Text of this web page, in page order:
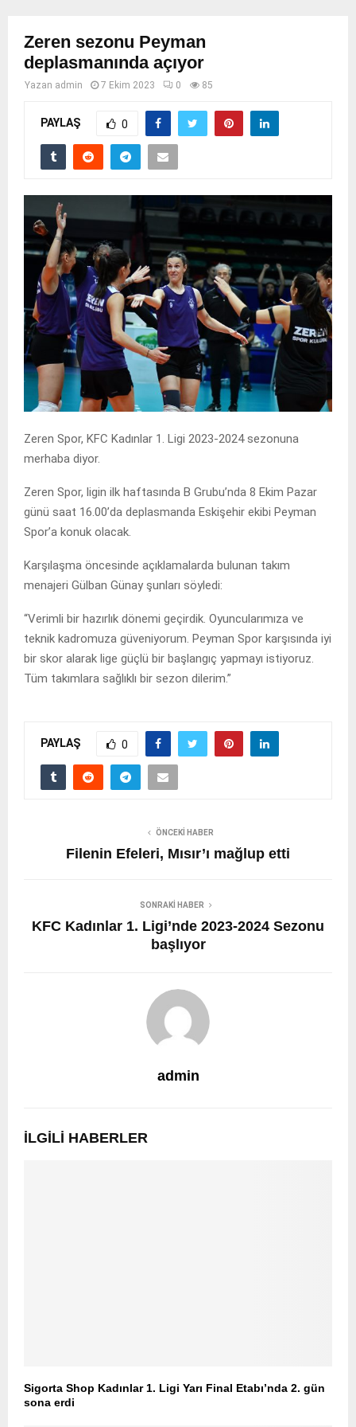
Zeren sezonu Peyman
deplasmanında açıyor
Yazan admin 7 Ekim 2023 0 85
PAYLAŞ 0
Zeren Spor, KFC Kadınlar 1. Ligi 2023-2024 sezonuna
merhaba diyor.
Zeren Spor, ligin ilk haftasında B Grubu’nda 8 Ekim Pazar
günü saat 16.00’da deplasmanda Eskişehir ekibi Peyman
Spor’a konuk olacak.
Karşılaşma öncesinde açıklamalarda bulunan takım
menajeri Gülban Günay şunları söyledi:
“Verimli bir hazırlık dönemi geçirdik. Oyuncularımıza ve
teknik kadromuza güveniyorum. Peyman Spor karşısında iyi
bir skor alarak lige güçlü bir başlangıç yapmayı istiyoruz.
Tüm takımlara sağlıklı bir sezon dilerim.”
PAYLAŞ 0
ÖNCEKI HABER
Filenin Efeleri, Mısır’ı mağlup etti
SONRAKI HABER
KFC Kadınlar 1. Ligi’nde 2023-2024 Sezonu
başlıyor
admin
İLGILI HABERLER
Sigorta Shop Kadınlar 1. Ligi Yarı Final Etabı’nda 2. gün
sona erdi